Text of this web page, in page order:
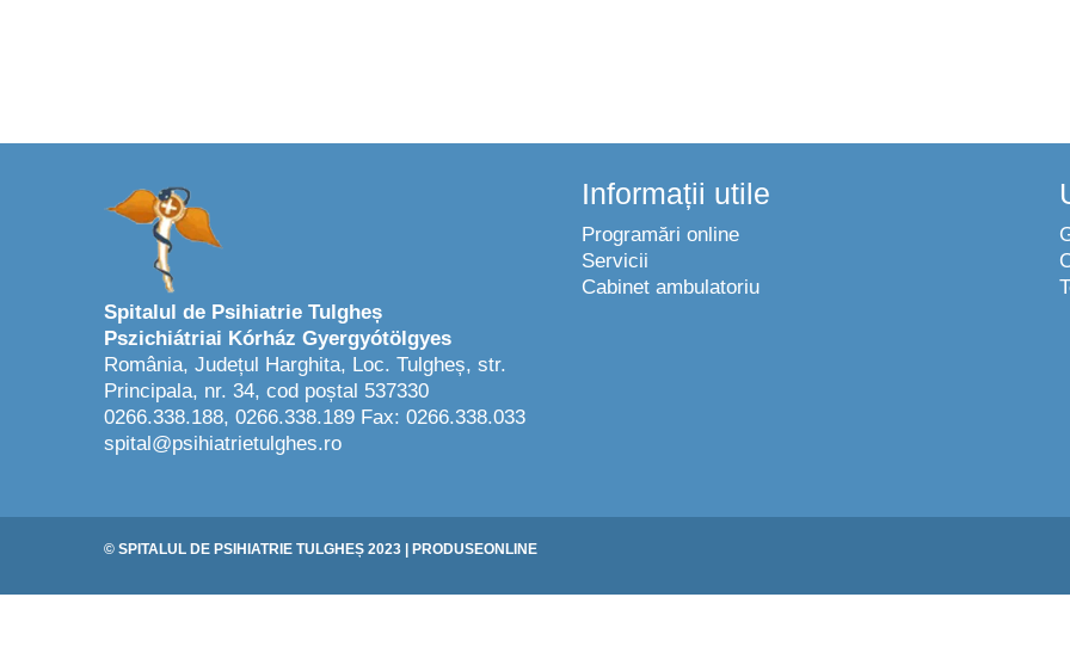
Spitalul de Psihiatrie Tulgheș
Pszichiátriai Kórház Gyergyótölgyes
România, Județul Harghita, Loc. Tulgheș, str.
Principala, nr. 34, cod poștal 537330
0266.338.188, 0266.338.189 Fax: 0266.338.033
spital@psihiatrietulghes.ro
Informații utile
Programări online
Servicii
Cabinet ambulatoriu
© SPITALUL DE PSIHIATRIE TULGHEȘ 2023 PRODUSEONLINE